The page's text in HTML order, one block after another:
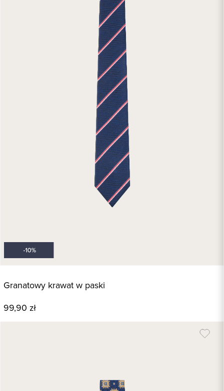
Granatowy krawat w paski
99,90 zł